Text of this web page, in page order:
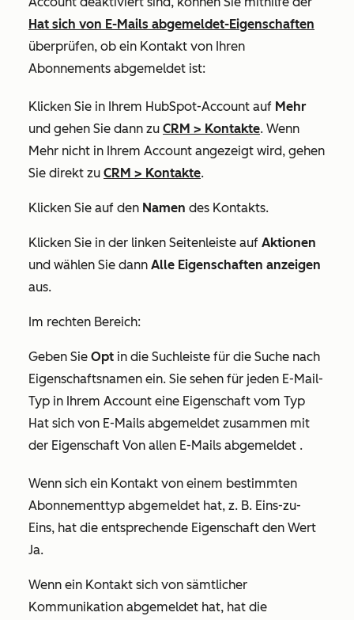
Hat sich von E-Mails abgemeldet-Eigenschaften
überprüfen, ob ein Kontakt von Ihren
Abonnements abgemeldet ist:
Klicken Sie in Ihrem HubSpot-Account auf Mehr
und gehen Sie dann zu CRM > Kontakte. Wenn
Mehr nicht in Ihrem Account angezeigt wird, gehen
Sie direkt zu CRM > Kontakte.
Klicken Sie auf den Namen des Kontakts.
Klicken Sie in der linken Seitenleiste auf Aktionen
und wählen Sie dann Alle Eigenschaften anzeigen
aus.
Im rechten Bereich:
Geben Sie Opt in die Suchleiste für die Suche nach
Eigenschaftsnamen ein. Sie sehen für jeden E-Mail-
Typ in Ihrem Account eine Eigenschaft vom Typ
Hat sich von E-Mails abgemeldet zusammen mit
der Eigenschaft Von allen E-Mails abgemeldet .
Wenn sich ein Kontakt von einem bestimmten
Abonnementtyp abgemeldet hat, z. B. Eins-zu-
Eins, hat die entsprechende Eigenschaft den Wert
Ja.
Wenn ein Kontakt sich von sämtlicher
Kommunikation abgemeldet hat, hat die